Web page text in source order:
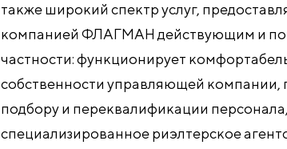
также широкий спектр услуг,
компанией ФЛАГМАН действующим и
частности: функционирует
собственности управляющей компании,
подбору и переквалификации
специализированное риэлтерское